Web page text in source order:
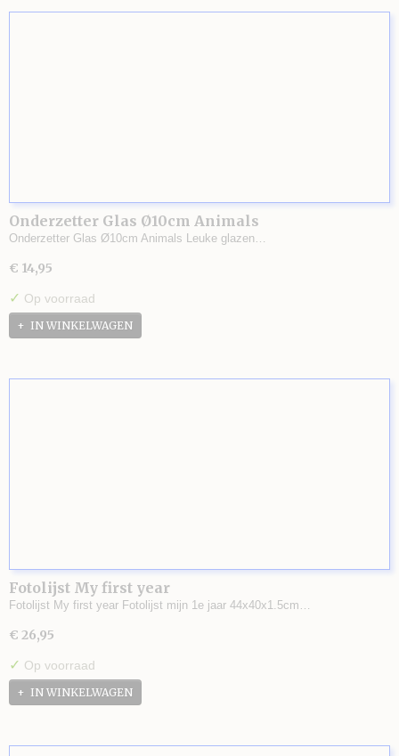
Onderzetter Glas Ø10cm Animals
Onderzetter Glas Ø10cm Animals Leuke glazen…
€ 14,95
✓ Op voorraad
IN WINKELWAGEN
Fotolijst My first year
Fotolijst My first year Fotolijst mijn 1e jaar 44x40x1.5cm…
€ 26,95
✓ Op voorraad
IN WINKELWAGEN